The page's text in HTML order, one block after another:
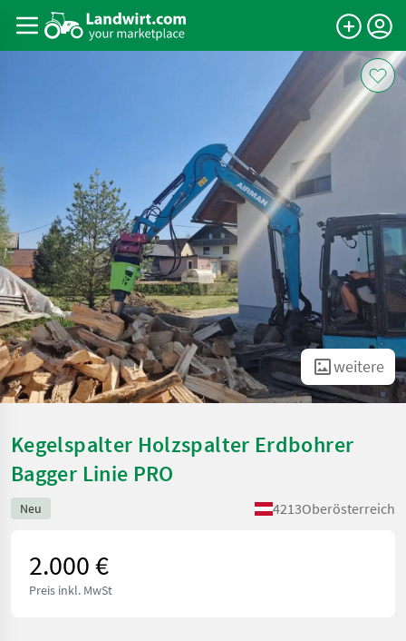
weitere
Kegelspalter Holzspalter Erdbohrer
Bagger Linie PRO
Neu 4213Oberösterreich
2.000 €
Preis inkl. MwSt